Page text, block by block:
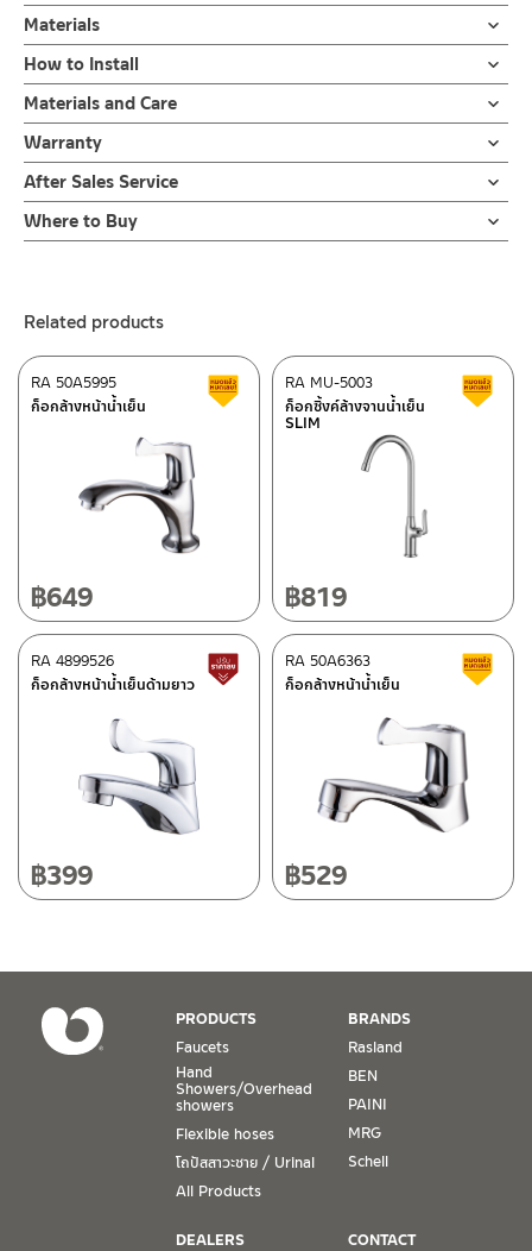
ชุดฟลัชชักโครกรุ่นสองชิ้น อะไหล่ชักโครก ชุดอะไหล่ชักโครกแบบมี
ปุ่มกดได้ทั้งด้านหน้าและด้านข้าง ผลิตจากวัสดุ PE มาพร้อมพร้อมข้อ
ลดตัวแปลง 1/2″ (4 หุน) 3/4″ ( 6หุน) รับประกัน 2 ปี
ชุดฟลัชชักโครก อะไหล่ชักโครก แกนน้ำเข้าชักโครก ลูกลอยในตัว ชุด
อะไหล่ชักโครก สามารถใช้กับสุขภัณฑ์ชักโครกทั้งแบบกดหน้าและกดข้าง
แบบสองชิ้นเดียวทั่วไปได้ทุกยี่ห้อตามมาตรฐานทุกรุ่น มีตัวแปลงข้อลด
เพิ่มให้สำหรับบ้านที่มีชักโครกแบบข้อต่อ 6 หุน วัสดุคุณภาพดี แข็งแรง
รับประกัน 2 ปี
Materials
ตัวฟลัช
ผลิตจากวัสดุ PE
How to Install
คลิ๊ก เพื่อดูคู่มือการติดตั้งเป็นเอกสาร
Materials and Care
คำแนะนำในการดูแลรักษาผลิตภัณฑ์
1. ไม่ทำสินค้าให้เกิดความเสียหายอื่น ๆ นอกจากการใช้งานปกติ เช่นไม่
ทำตก ไม่งัดหรือโยกสินค้าแรงๆ
2. ทำความสะอาดสินค้าโดยการใช้ผ้านุ่มๆชุบน้ำหมาดๆแล้วเช็ดให้แห้ง
3. ห้ามใช้สารเคมีที่มีฤทธิ์เป็นกรด ในการทำความสะอาด เนื่องจากผิว
บนตัวสินค้า ซึ่งจะสร้างความเสียหายให้เกิดขึ้นกับผิวของสินค้าได้
Warranty
รับประกัน 2 ปี
After Sales Service
Online Platform
– Email: contact@charnpaiboon.com
After Sales Service Center – Bangkok
662/61-62 Rama 3 Road, Bangpongpang, Yannawa,
Tel: 02-358-0080 / 080-075-8668 / 091-545-0556
After Sales Service Center Chiangmai
118/33 Onsirin M.8, Sunpuloey, Doysaked, Chaingmai 50220
Tel: 080-075-2626
Operating Time
Monday – Friday 8:30-17:30 hrs.
Saturday 8:30-15:00 hrs.
Closed on Sunday and Special / Public Holidays
1. A proof of purchase, or seller’s receipt, shall be required
to validate product warranty which will be checked against
the date of purchase. In the absence of such proof of
purchase, no warranty claims can be made.
2. To be eligible for warranty claims, a product must be in
its proper working condition. If defects such as dents,
cracks, or impact breakage are evident, or its overall
Where to Buy
– Shopee
–Lazada
–ซื้อสินค้าชิ้นนี้บน Shopee>> Click Here<<
Click Here
ติดต่อพนักงานขาย / Contact Sales Staff
Tel: 02-285-5795
@charnpaiboon.sales
ติดต่อ ชาญไพบูลย์ / Contact Us
Related products
ก็อกล้างหน้าน้ำเย็น
RA 50A5995 Clearance sale
฿649
ก็อกซิ้งค์ล้างจานน้ำเย็น
SLIM
RA MU-5003
฿819
ก็อกล้างหน้าน้ำเย็นด้ามยาว
RA 4899526 Lower price tag
฿399
ก็อกล้างหน้าน้ำเย็น
RA 50A6363
฿529
PRODUCTS
Faucets
Hand
Showers/Overhead
showers
Flexible hoses
โถปัสสาวะชาย / Urinal
All Products
BRANDS
Rasland
BEN
PAINI
MRG
Schell
DEALERS CONTACT